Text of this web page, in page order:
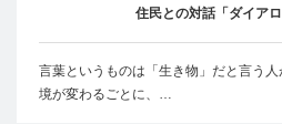
住民との対話「ダイアロ
言葉というものは「生き物」だと言う
境が変わるごとに、…